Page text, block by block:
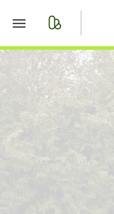
Start
Merkliste
Anzeige